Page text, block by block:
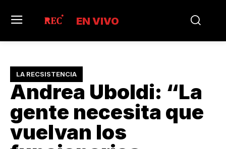
EN VIVO
LA RECSISTENCIA
Andrea Uboldi: “La
gente necesita que
vuelvan los